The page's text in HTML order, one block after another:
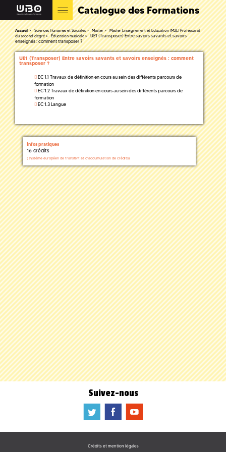
Catalogue des Formations
Accueil Sciences Humaines et Sociales Master
Master Enseignement et Education (M2E) Professorat
du second degré
Éducation musicale
UE1 (Transposer) Entre savoirs savants et savoirs
enseignés : comment transposer ?
UE1 (Transposer) Entre savoirs savants et savoirs enseignés : comment
transposer ?
EC 1.1 Travaux de définition en cours au sein des différents parcours de
formation
EC 1.2 Travaux de définition en cours au sein des différents parcours de
formation
EC 1.3 Langue
Infos pratiques
16 crédits
( système européen de transfert et d'accumulation de crédits)
Suivez-nous
a b f
Crédits et mention légales